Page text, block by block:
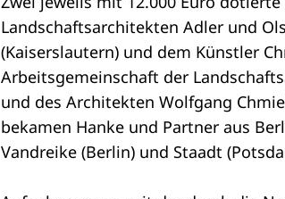
Landschaftsarchitekten Adler und
(Kaiserslautern) und dem Künstler
Arbeitsgemeinschaft der
und des Architekten Wolfgang
bekamen Hanke und Partner aus
Vandreike (Berlin) und Staadt